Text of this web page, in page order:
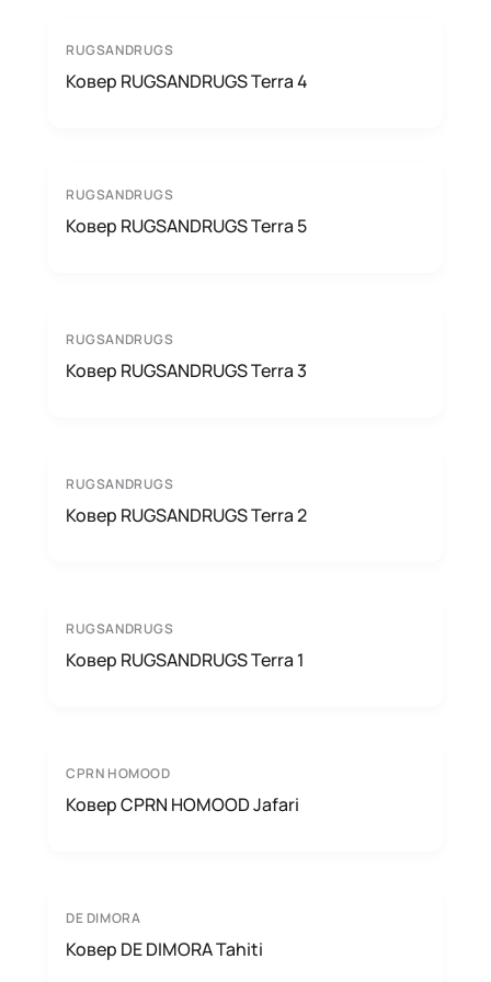
RUGSANDRUGS
Ковер RUGSANDRUGS Terra 4
RUGSANDRUGS
Ковер RUGSANDRUGS Terra 5
RUGSANDRUGS
Ковер RUGSANDRUGS Terra 3
RUGSANDRUGS
Ковер RUGSANDRUGS Terra 2
RUGSANDRUGS
Ковер RUGSANDRUGS Terra 1
CPRN HOMOOD
Ковер CPRN HOMOOD Jafari
DE DIMORA
Ковер DE DIMORA Tahiti